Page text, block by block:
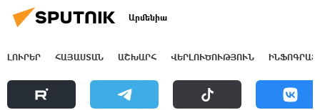
Արմենիա
ԼՈՒՐԵՐ ՀԱՅԱՍՏԱՆ ԱՇԽԱՐՀ ՎԵՐԼՈՒԾՈՒԹՅՈՒՆ